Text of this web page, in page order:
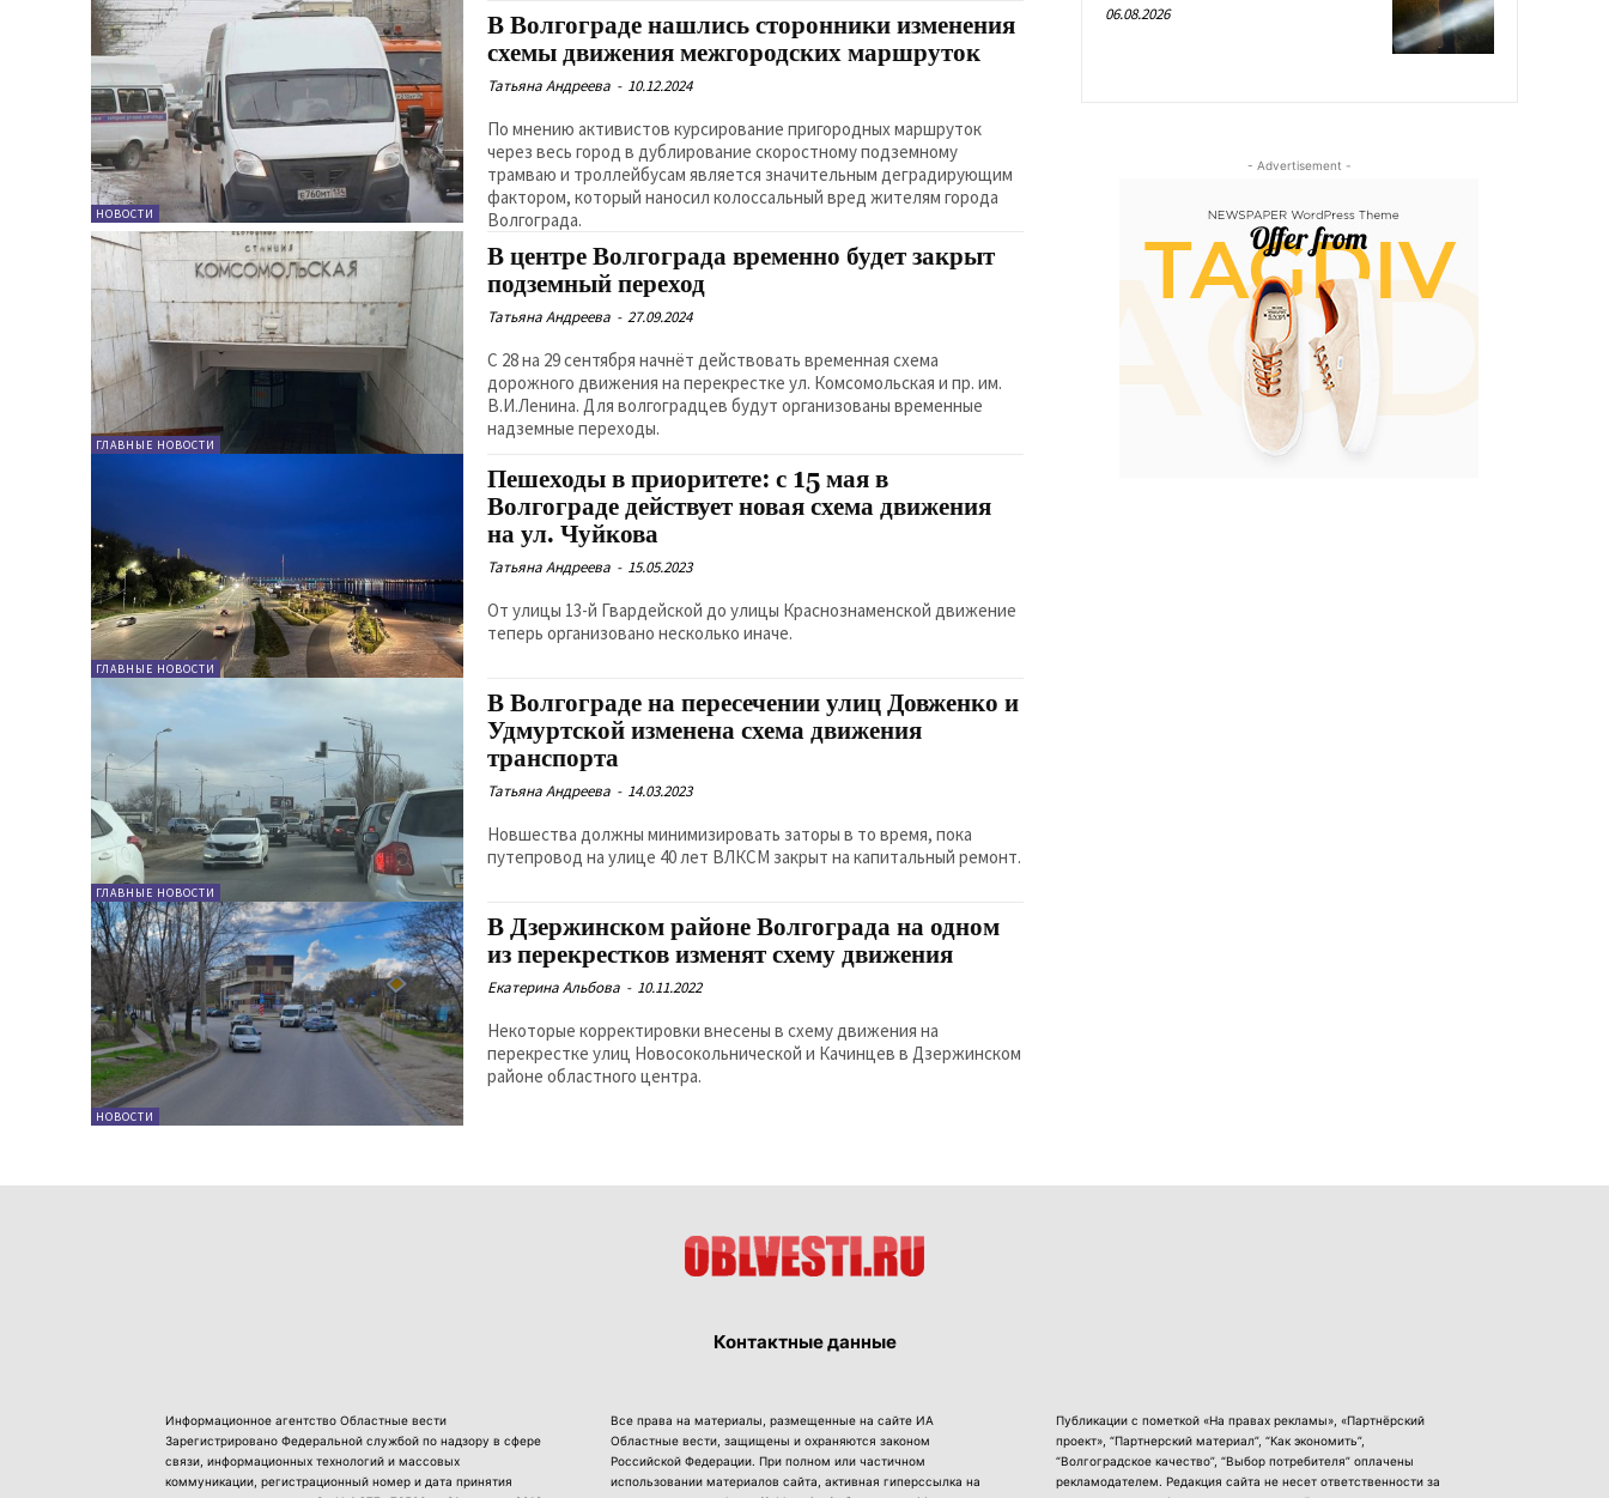
НОВОСТИ
В Волгограде нашлись сторонники изменения
схемы движения межгородских маршруток
Татьяна Андреева - 10.12.2024
По мнению активистов курсирование пригородных маршруток
через весь город в дублирование скоростному подземному
трамваю и троллейбусам является значительным деградирующим
фактором, который наносил колоссальный вред жителям города
Волгограда.
ГЛАВНЫЕ НОВОСТИ
В центре Волгограда временно будет закрыт
подземный переход
Татьяна Андреева - 27.09.2024
С 28 на 29 сентября начнёт действовать временная схема
дорожного движения на перекрестке ул. Комсомольская и пр. им.
В.И.Ленина. Для волгоградцев будут организованы временные
надземные переходы.
ГЛАВНЫЕ НОВОСТИ
Пешеходы в приоритете: с 15 мая в
Волгограде действует новая схема движения
на ул. Чуйкова
Татьяна Андреева - 15.05.2023
От улицы 13-й Гвардейской до улицы Краснознаменской движение
теперь организовано несколько иначе.
ГЛАВНЫЕ НОВОСТИ
В Волгограде на пересечении улиц Довженко и
Удмуртской изменена схема движения
транспорта
Татьяна Андреева - 14.03.2023
Новшества должны минимизировать заторы в то время, пока
путепровод на улице 40 лет ВЛКСМ закрыт на капитальный ремонт.
НОВОСТИ
В Дзержинском районе Волгограда на одном
из перекрестков изменят схему движения
Екатерина Альбова - 10.11.2022
Некоторые корректировки внесены в схему движения на
перекрестке улиц Новосокольнической и Качинцев в Дзержинском
районе областного центра.
06.08.2026
- Advertisement -
Контактные данные
Информационное агентство Областные вести
Зарегистрировано Федеральной службой по надзору в сфере
связи, информационных технологий и массовых
коммуникации, регистрационный номер и дата принятия
Все права на материалы, размещенные на сайте ИА
Областные вести, защищены и охраняются законом
Российской Федерации. При полном или частичном
использовании материалов сайта, активная гиперссылка на
Публикации с пометкой «На правах рекламы», «Партнёрский
проект», “Партнерский материал”, “Как экономить”,
“Волгоградское качество”, “Выбор потребителя” оплачены
рекламодателем. Редакция сайта не несет ответственности за